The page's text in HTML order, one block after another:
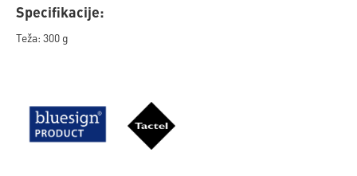
Specifikacije:
Teža: 300 g